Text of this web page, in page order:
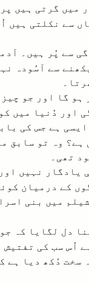
میں گرتی ہیں
سے نکلتی ہیں
سے پُر ہیں۔
سے آسُودہ
ہو گا اور جو
اور دُنیا میں
ہے جس کی
ہے؟ وہ تو سابق
تھی۔
یادگار نہیں
کے درمیان
میں بنی
دل لگایا کہ
اُس سب کی تفتیش
سخت دُکھ دیا ہے